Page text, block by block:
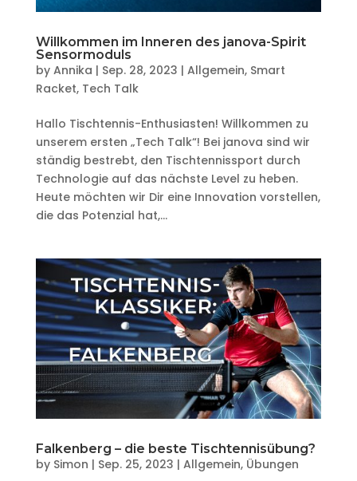
Willkommen im Inneren des janova-Spirit
Sensormoduls
by Annika | Sep. 28, 2023 | Allgemein, Smart
Racket, Tech Talk
Hallo Tischtennis-Enthusiasten! Willkommen zu
unserem ersten „Tech Talk“! Bei janova sind wir
ständig bestrebt, den Tischtennissport durch
Technologie auf das nächste Level zu heben.
Heute möchten wir Dir eine Innovation vorstellen,
die das Potenzial hat,...
Falkenberg – die beste Tischtennisübung?
by Simon | Sep. 25, 2023 | Allgemein, Übungen